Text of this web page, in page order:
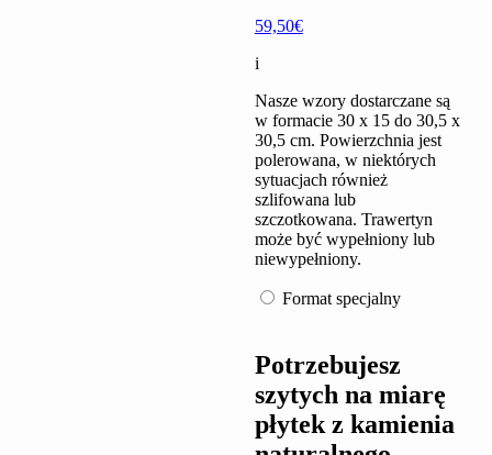
59,50€
i
Nasze wzory dostarczane są
w formacie 30 x 15 do 30,5 x
30,5 cm. Powierzchnia jest
polerowana, w niektórych
sytuacjach również
szlifowana lub
szczotkowana. Trawertyn
może być wypełniony lub
niewypełniony.
Format specjalny
Potrzebujesz
szytych na miarę
płytek z kamienia